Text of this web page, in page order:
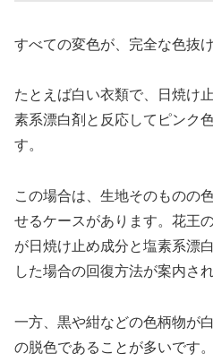
すべての変色が、完全な色抜
たとえば白い衣類で、日焼け
素系漂白剤と反応してピンク
す。
この場合は、生地そのものの
せるケースがあります。花王
が日焼け止め成分と塩素系漂
した場合の回復方法が案内さ
一方、黒や紺などの色柄物が
の脱色であることが多いです。